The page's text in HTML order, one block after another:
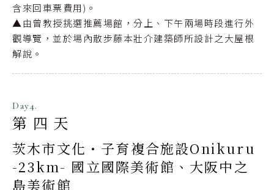
含來回車票費用)。
▲由曾教授挑選推薦場館，分上、下午兩場時段進行外
觀導覽，並於場內散步藤本壯介建築師所設計之大屋根
解說。
Day4.
第四天
茨木市文化・子育複合施設Onikuru
-23km- 國立國際美術館、大阪中之
島美術館